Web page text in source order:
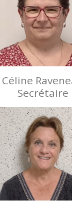
Céline
Secrétaire